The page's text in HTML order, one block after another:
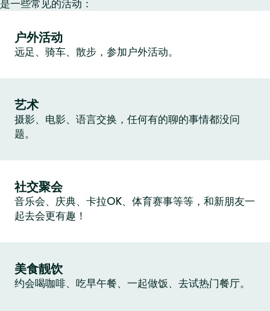
是一些常见的活动：
户外活动
远足、骑车、散步，参加户外活动。
艺术
摄影、电影、语言交换，任何有的聊的事情都没问
题。
社交聚会
音乐会、庆典、卡拉OK、体育赛事等等，和新朋友一
起去会更有趣！
美食靓饮
约会喝咖啡、吃早午餐、一起做饭、去试热门餐厅。